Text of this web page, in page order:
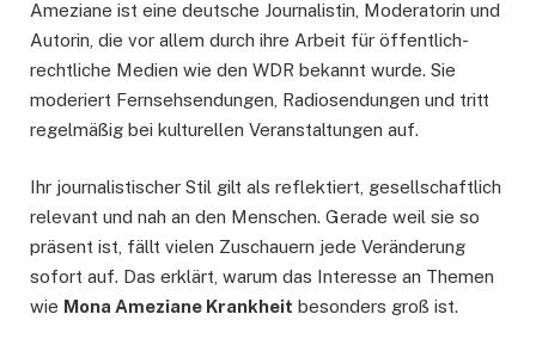
Ameziane ist eine deutsche Journalistin, Moderatorin und
Autorin, die vor allem durch ihre Arbeit für öffentlich-
rechtliche Medien wie den WDR bekannt wurde. Sie
moderiert Fernsehsendungen, Radiosendungen und tritt
regelmäßig bei kulturellen Veranstaltungen auf.
Ihr journalistischer Stil gilt als reflektiert, gesellschaftlich
relevant und nah an den Menschen. Gerade weil sie so
präsent ist, fällt vielen Zuschauern jede Veränderung
sofort auf. Das erklärt, warum das Interesse an Themen
wie Mona Ameziane Krankheit besonders groß ist.